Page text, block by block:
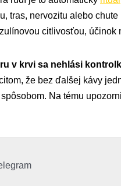
tras, nervozitu alebo chute
citlivosťou, účinok
v krvi sa nehlási
že bez ďalšej kávy
Na tému